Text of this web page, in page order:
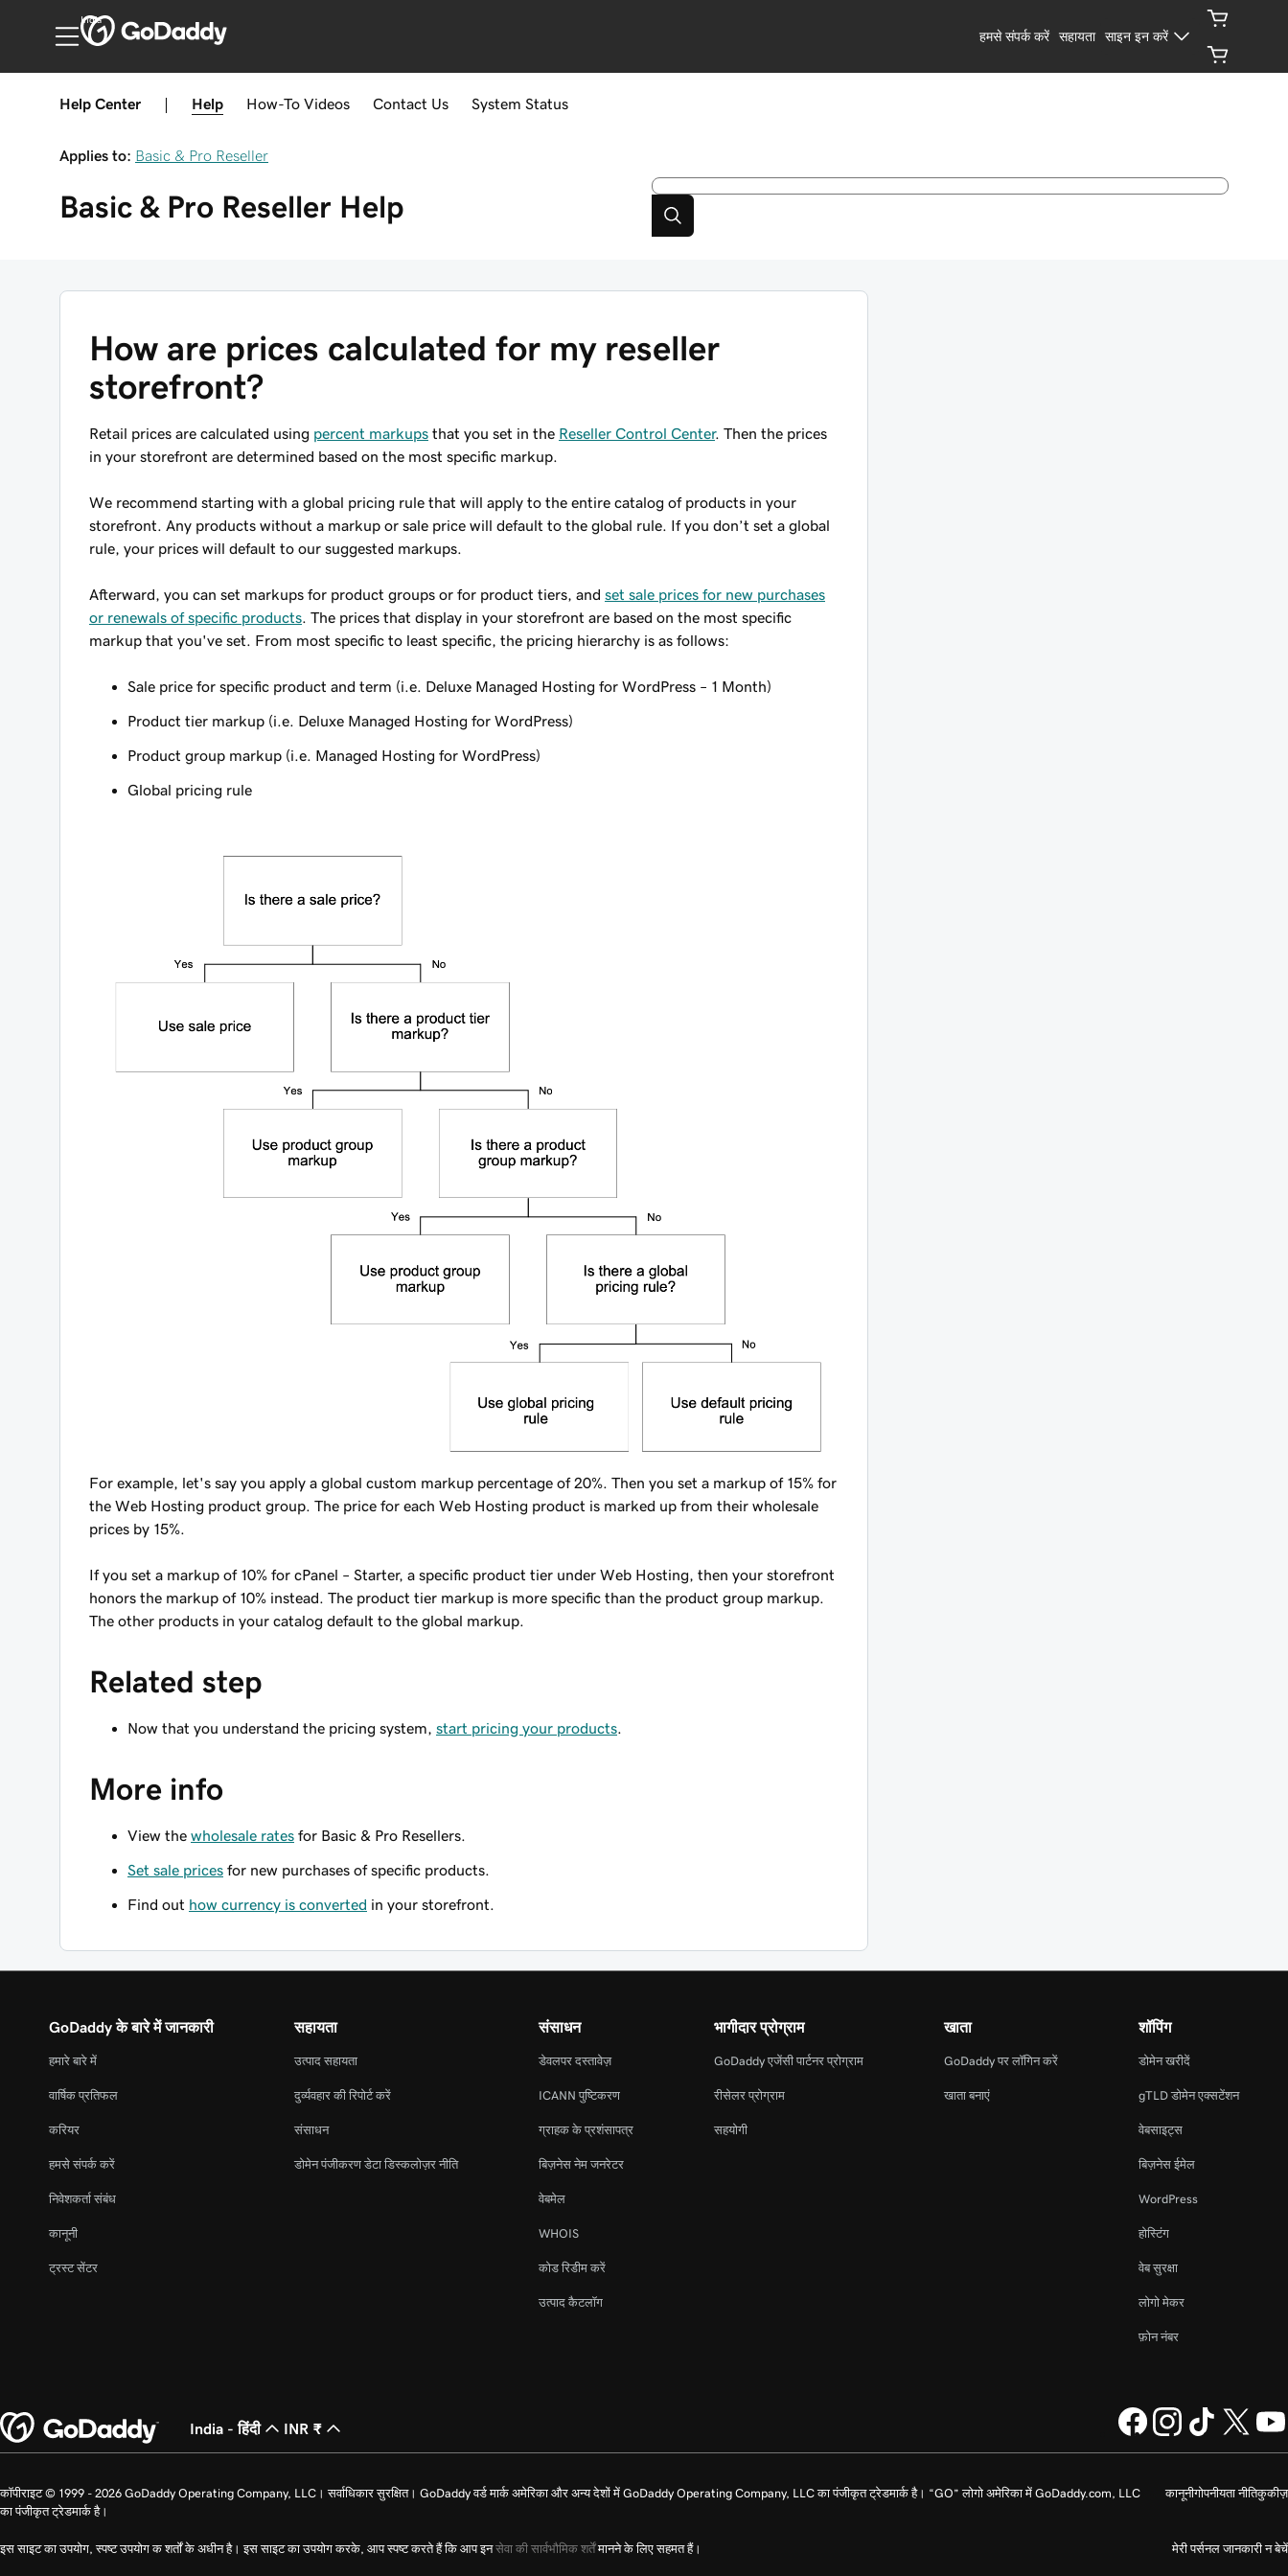
India
हमसे संपर्क करें सहायता साइन इन करें
Help Center Help How-To Videos Contact Us System Status
Applies to: Basic & Pro Reseller
Basic & Pro Reseller Help
How are prices calculated for my reseller
storefront?
Retail prices are calculated using percent markups that you set in the Reseller Control Center. Then the prices
in your storefront are determined based on the most specific markup.
We recommend starting with a global pricing rule that will apply to the entire catalog of products in your
storefront. Any products without a markup or sale price will default to the global rule. If you don’t set a global
rule, your prices will default to our suggested markups.
Afterward, you can set markups for product groups or for product tiers, and set sale prices for new purchases
or renewals of specific products . The prices that display in your storefront are based on the most specific
markup that you've set. From most specific to least specific, the pricing hierarchy is as follows:
Sale price for specific product and term (i.e. Deluxe Managed Hosting for WordPress – 1 Month)
Product tier markup (i.e. Deluxe Managed Hosting for WordPress)
Product group markup (i.e. Managed Hosting for WordPress)
Global pricing rule
For example, let's say you apply a global custom markup percentage of 20%. Then you set a markup of 15% for
the Web Hosting product group. The price for each Web Hosting product is marked up from their wholesale
prices by 15%.
If you set a markup of 10% for cPanel – Starter, a specific product tier under Web Hosting, then your storefront
honors the markup of 10% instead. The product tier markup is more specific than the product group markup.
The other products in your catalog default to the global markup.
Related step
Now that you understand the pricing system, start pricing your products.
More info
View the wholesale rates for Basic & Pro Resellers.
Set sale prices for new purchases of specific products.
Find out how currency is converted in your storefront.
GoDaddy के बारे में जानकारी
हमारे बारे में
वार्षिक प्रतिफल
करियर
हमसे संपर्क करें
निवेशकर्ता संबंध
कानूनी
ट्रस्ट सेंटर
सहायता
उत्पाद सहायता
दुर्व्यवहार की रिपोर्ट करें
संसाधन
डोमेन पंजीकरण डेटा डिस्कलोज़र नीति
संसाधन
डेवलपर दस्तावेज़
ICANN पुष्टिकरण
ग्राहक के प्रशंसापत्र
बिज़नेस नेम जनरेटर
वेबमेल
WHOIS
कोड रिडीम करें
उत्पाद कैटलॉग
भागीदार प्रोग्राम
GoDaddy एजेंसी पार्टनर प्रोग्राम
रीसेलर प्रोग्राम
सहयोगी
खाता
GoDaddy पर लॉगिन करें
खाता बनाएं
शॉपिंग
डोमेन खरीदें
gTLD डोमेन एक्सटेंशन
वेबसाइट्स
बिज़नेस ईमेल
WordPress
होस्टिंग
वेब सुरक्षा
लोगो मेकर
फ़ोन नंबर
India - हिंदी INR ₹
कानूनीगोपनीयता नीतिकुकीज़
मेरी पर्सनल जानकारी न बेचें
कॉपीराइट © 1999 - 2026 GoDaddy Operating Company, LLC। सर्वाधिकार सुरक्षित। GoDaddy वर्ड मार्क अमेरिका और अन्य देशों में GoDaddy Operating Company, LLC का पंजीकृत ट्रेडमार्क है। “GO” लोगो अमेरिका में GoDaddy.com, LLC
का पंजीकृत ट्रेडमार्क है।
इस साइट का उपयोग, स्पष्ट उपयोग क शर्तों के अधीन है। इस साइट का उपयोग करके, आप स्पष्ट करते हैं कि आप इनसेवा की सार्वभौमिक शर्तेंमानने के लिए सहमत हैं।